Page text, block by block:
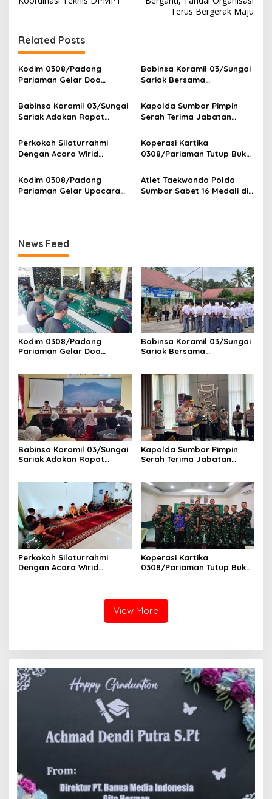
v
g
a
s
i
p
o
s
Terus Bergerak Maju
Related Posts
Kodim 0308/Padang
Pariaman Gelar Doa
Kodam XX/Tuanku Imam
Bonjol
Babinsa Koramil 03/Sungai
Sariak Bersama
VII Koto Melaksanakan
Seleksi Calon Anggota
Patamuan
Babinsa Koramil 03/Sungai
Sariak Adakan Rapat
RI Ke-81 Kantor Camat VII
Koto Patamuan
Kapolda Sumbar Pimpin
Serah Terima Jabatan
Kapolres Jajaran
Perkokoh Silaturrahmi
Dengan Acara Wirid
Masyarakat, Danramil
/Babinsa Koramil
Koperasi Kartika
0308/Pariaman Tutup Buku
Makodim
Kodim 0308/Padang
Pariaman Gelar Upacara
Atlet Taekwondo Polda
Sumbar Sabet 16 Medali di
News Feed
Kodim 0308/Padang
Pariaman Gelar Doa
Bonjol
Babinsa Koramil 03/Sungai
Sariak Bersama
Seleksi Calon Anggota
Paskibra Tingkat
Kecamatan VII Koto
Patamuan
Babinsa Koramil 03/Sungai
Sariak Adakan Rapat
Kapolda Sumbar Pimpin
Serah Terima Jabatan
Perkokoh Silaturrahmi
Dengan Acara Wirid
Koperasi Kartika
0308/Pariaman Tutup Buku
View More